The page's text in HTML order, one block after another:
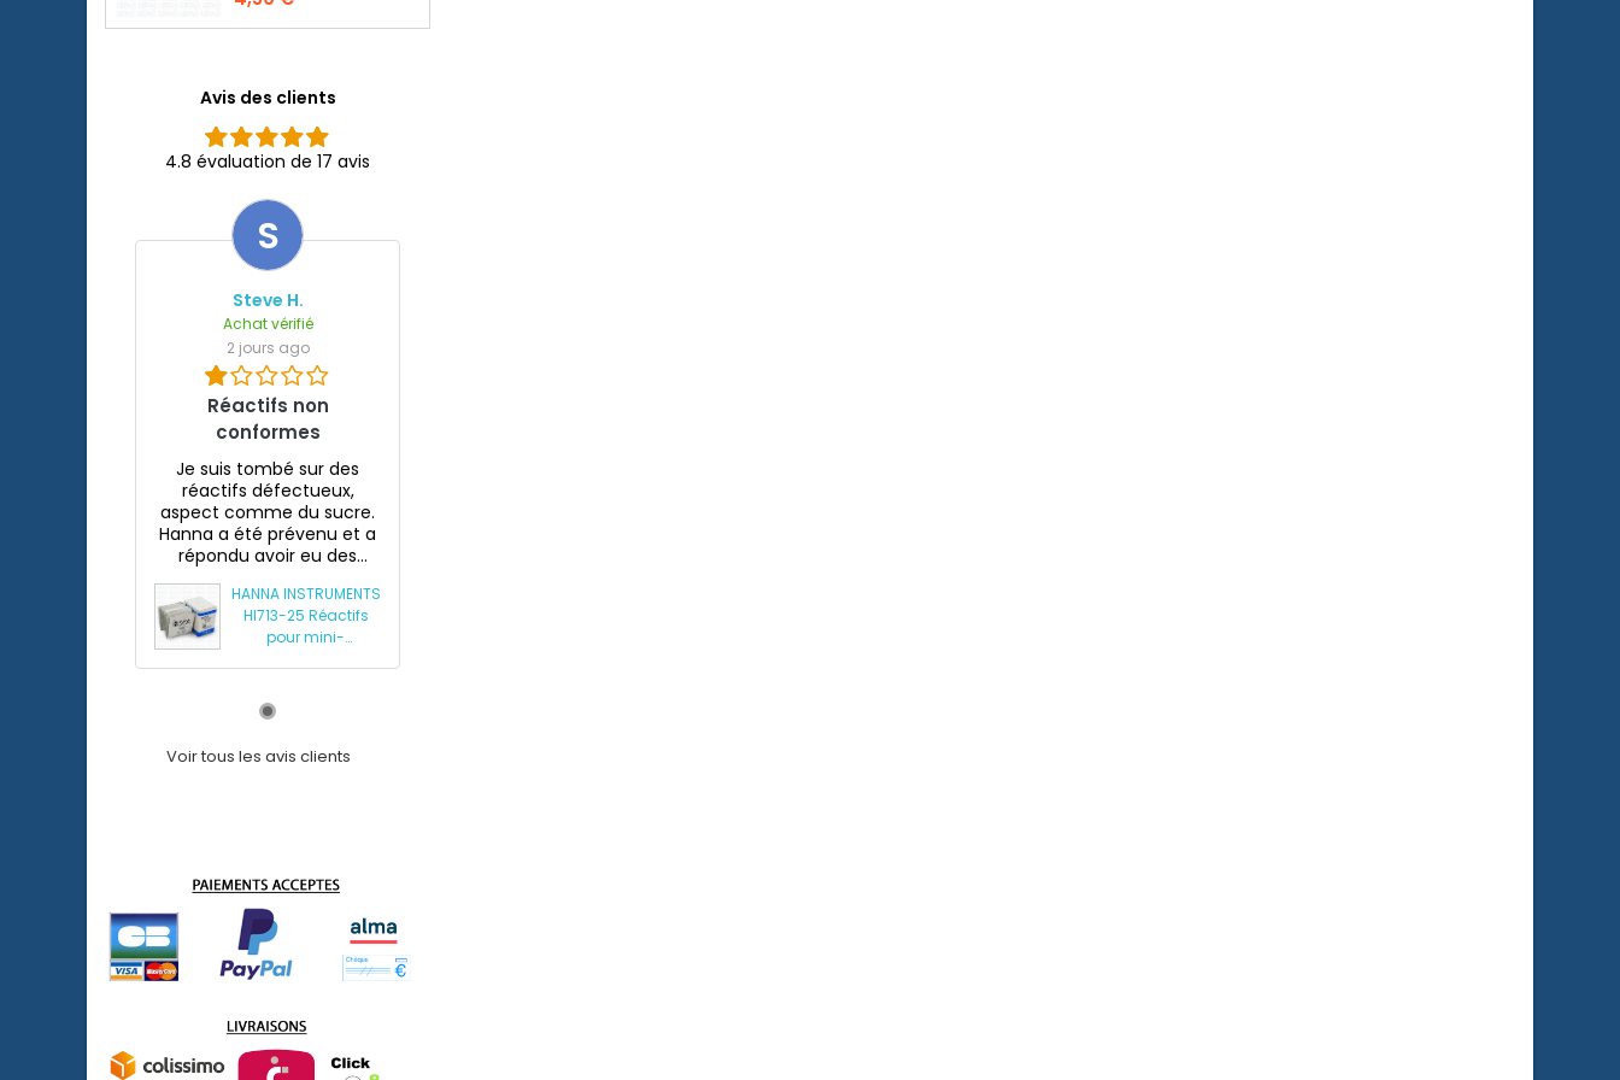
Bioactive 250, 250+UV,
400+UV et UVC-
Avis des clients
4.8 évaluation de 17 avis
S
Steve H.
Achat vérifié
2 jours ago
Réactifs non
conformes
Je suis tombé sur des
réactifs défectueux,
aspect comme du sucre.
Hanna a été prévenu et a
répondu avoir eu des
HANNA INSTRUMENTS
HI713-25 Réactifs
pour mini-
Voir tous les avis clients